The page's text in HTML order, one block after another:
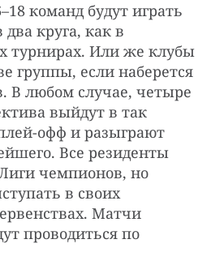
команд будут играть
круга, как в
турнирах. Или же клубы
группы, если наберется
В любом случае, четыре
выйдут в так
офф и разыграют
Все резиденты
чемпионов, но
в своих
Матчи
проводиться по